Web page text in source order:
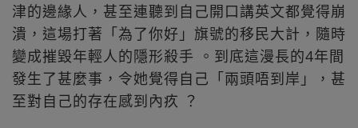
津的邊緣人，甚至連聽到自己開口講英文都覺得崩
潰，這場打著「為了你好」旗號的移民大計，隨時
變成摧毀年輕人的隱形殺手 。到底這漫長的4年間
發生了甚麼事，令她覺得自己「兩頭唔到岸」，甚
至對自己的存在感到內疚 ？